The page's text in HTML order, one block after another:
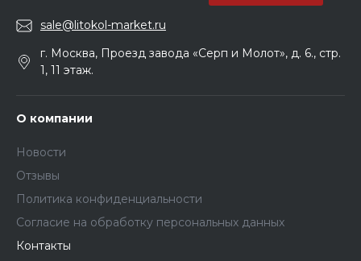
sale@litokol-market.ru
г. Москва, Проезд завода «Серп и Молот», д. 6., стр.
1, 11 этаж.
О компании
Новости
Отзывы
Политика конфиденциальности
Согласие на обработку персональных данныx
Контакты